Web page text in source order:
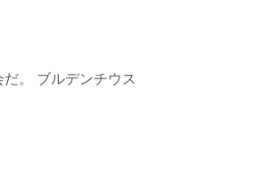
。 ブルデンチウス